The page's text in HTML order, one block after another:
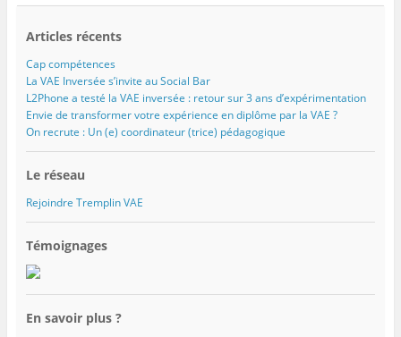
Articles récents
Cap compétences
La VAE Inversée s’invite au Social Bar
L2Phone a testé la VAE inversée : retour sur 3 ans d’expérimentation
Envie de transformer votre expérience en diplôme par la VAE ?
On recrute : Un (e) coordinateur (trice) pédagogique
Le réseau
Rejoindre Tremplin VAE
Témoignages
En savoir plus ?